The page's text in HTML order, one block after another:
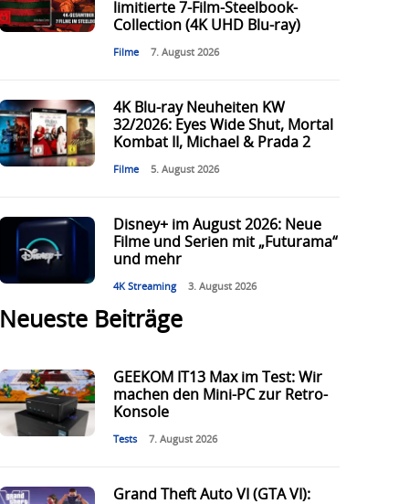
limitierte 7-Film-Steelbook-
Collection (4K UHD Blu-ray)
Filme 7. August 2026
4K Blu-ray Neuheiten KW
32/2026: Eyes Wide Shut, Mortal
Kombat II, Michael & Prada 2
Filme 5. August 2026
Disney+ im August 2026: Neue
Filme und Serien mit „Futurama“
und mehr
4K Streaming 3. August 2026
Neueste Beiträge
GEEKOM IT13 Max im Test: Wir
machen den Mini-PC zur Retro-
Konsole
Tests 7. August 2026
Grand Theft Auto VI (GTA VI):